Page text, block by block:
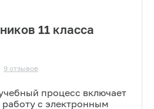
11 класса
9 отзывов
процесс включает
с электронным